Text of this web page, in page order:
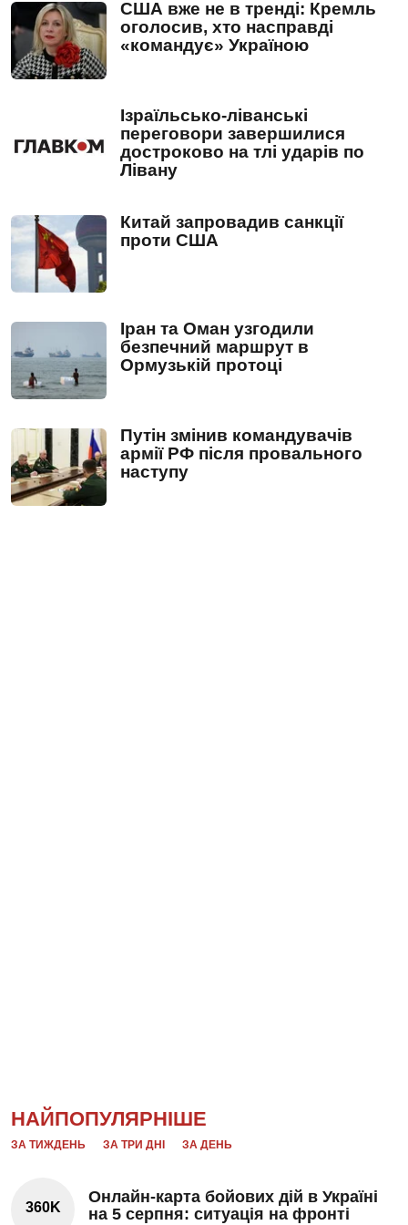
США вже не в тренді: Кремль
оголосив, хто насправді
«командує» Україною
Ізраїльсько-ліванські
переговори завершилися
достроково на тлі ударів по
Лівану
Китай запровадив санкції
проти США
Іран та Оман узгодили
безпечний маршрут в
Ормузькій протоці
Путін змінив командувачів
армії РФ після провального
наступу
НАЙПОПУЛЯРНІШЕ
ЗА ТИЖДЕНЬ ЗА ТРИ ДНІ ЗА ДЕНЬ
360K
Онлайн-карта бойових дій в Україні
на 5 серпня: ситуація на фронті